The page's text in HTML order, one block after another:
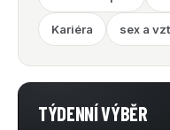
Kariéra sex a
TÝDENNÍ VÝBĚR